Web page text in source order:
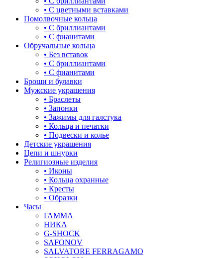
• С цветными вставками
Помолвочные кольца
• С бриллиантами
• С фианитами
Обручальные кольца
• Без вставок
• С бриллиантами
• С фианитами
Броши и булавки
Мужские украшения
• Браслеты
• Запонки
• Зажимы для галстука
• Кольца и печатки
• Подвески и колье
Детские украшения
Цепи и шнурки
Религиозные изделия
• Иконы
• Кольца охранные
• Кресты
• Образки
Часы
ГАММА
НИКА
G-SHOCK
SAFONOV
SALVATORE FERRAGAMO